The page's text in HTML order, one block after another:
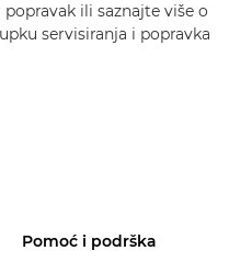
ili saznajte više o
servisiranja i popravka
Pomoć i podrška